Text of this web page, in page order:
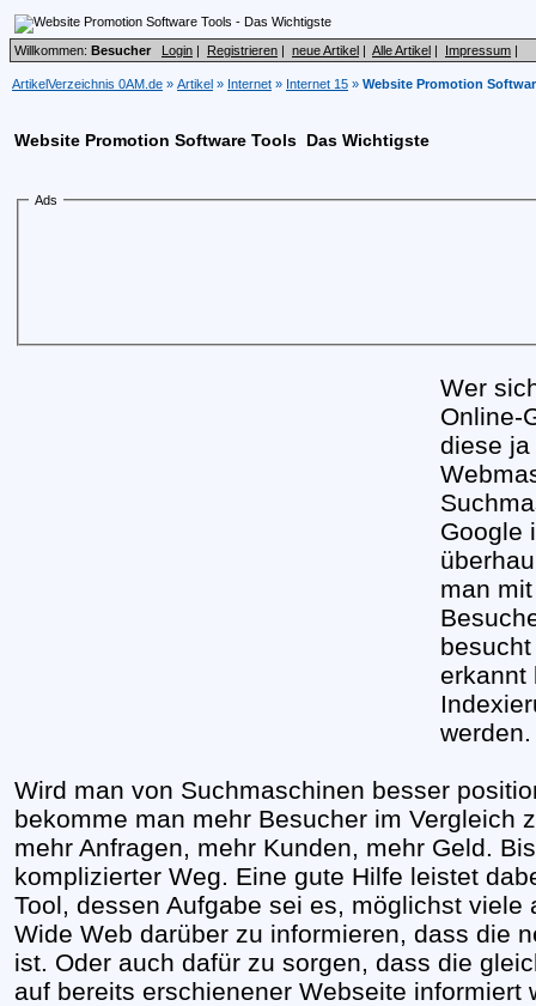
Willkommen: Besucher Login | Registrieren | neue Artikel | Alle Artikel | Impressum |
ArtikelVerzeichnis 0AM.de » Artikel » Internet » Internet 15 » Website Promotion
Website Promotion Software Tools  Das Wichtigste
Ads
Wer
Online-
diese
Google
man
erkannt
werden.
Wird man von Suchmaschinen besser
bekomme man mehr Besucher im Vergleich
mehr Anfragen, mehr Kunden, mehr Geld.
komplizierter Weg. Eine gute Hilfe leistet
Tool, dessen Aufgabe sei es, möglichst
Wide Web darüber zu informieren, dass die
ist. Oder auch dafür zu sorgen, dass die
auf bereits erschienener Webseite informiert